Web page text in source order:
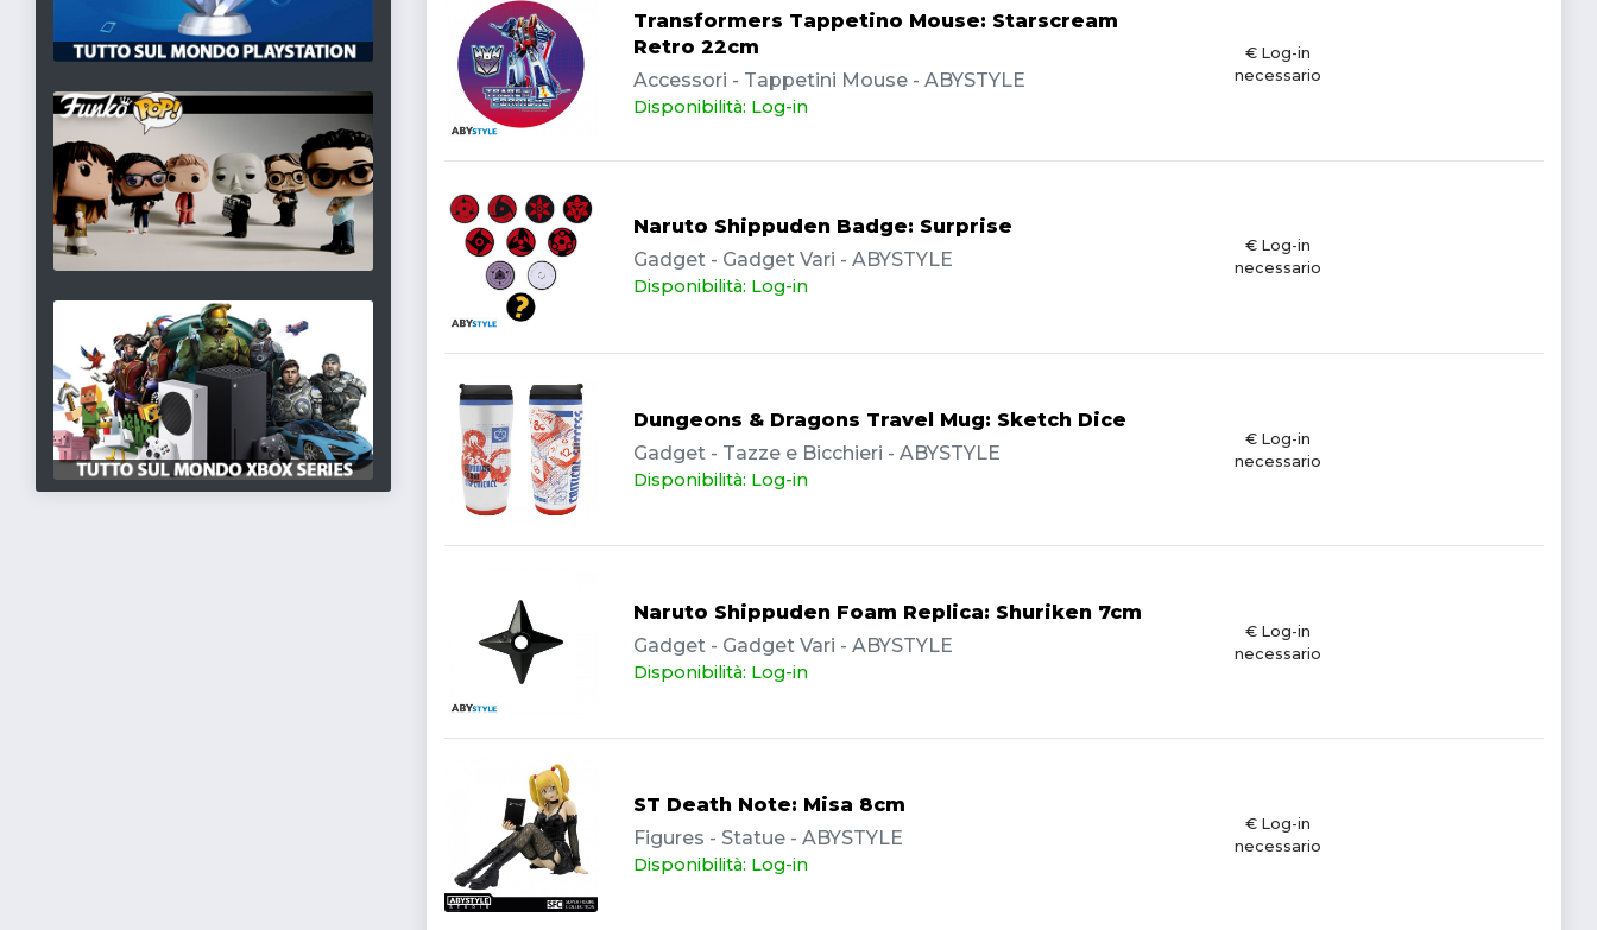
Transformers Tappetino Mouse: Starscream
Retro 22cm
Accessori - Tappetini Mouse - ABYSTYLE
Disponibilità: Log-in
€ Log-in
necessario
Naruto Shippuden Badge: Surprise
Gadget - Gadget Vari - ABYSTYLE
Disponibilità: Log-in
€ Log-in
necessario
Dungeons & Dragons Travel Mug: Sketch Dice
Gadget - Tazze e Bicchieri - ABYSTYLE
Disponibilità: Log-in
€ Log-in
necessario
Naruto Shippuden Foam Replica: Shuriken 7cm
Gadget - Gadget Vari - ABYSTYLE
Disponibilità: Log-in
€ Log-in
necessario
ST Death Note: Misa 8cm
Figures - Statue - ABYSTYLE
Disponibilità: Log-in
€ Log-in
necessario